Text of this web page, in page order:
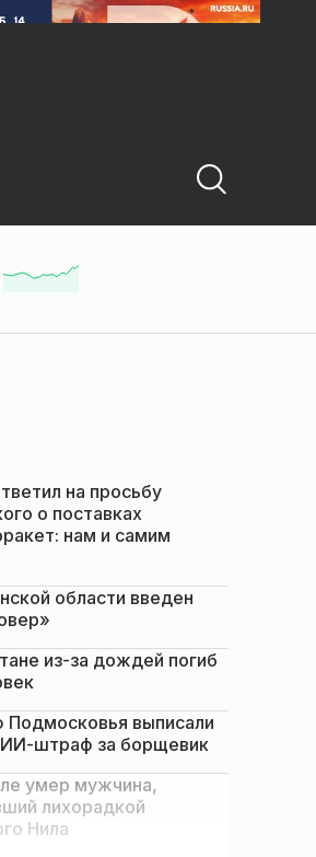
на просьбу
о поставках
нам и самим
области введен
из-за дождей погиб
выписали
штраф за борщевик
умер мужчина,
лихорадкой
Нила